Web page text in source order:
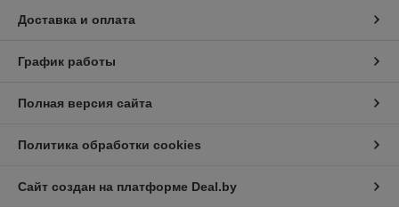
Доставка и оплата
График работы
Полная версия сайта
Политика обработки cookies
Сайт создан на платформе Deal.by